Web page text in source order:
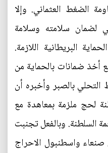
الضغط العثماني. وإلا
لضمان سلامته وسلامة
البريطانية اللازمة.
ضمانات بالحماية من
بالصبر وأخبره أن
لحج ملزمة بمعاهدة مع
السلطنة. وبالفعل تجنبت
صنعاء واسطنبول الاحراج